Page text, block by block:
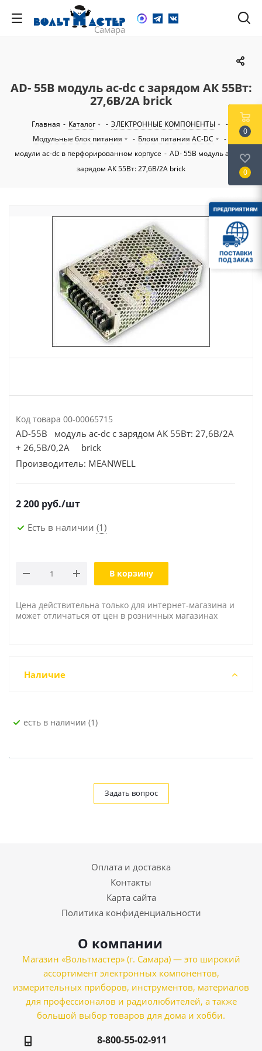
AD- 55B модуль ac-dc с зарядом АК 55Вт:
27,6В/2А brick
Главная - Каталог - ЭЛЕКТРОННЫЕ КОМПОНЕНТЫ
-
Модульные блок питания
- Блоки питания AC-DC
-
модули ac-dc в перфорированном корпусе - AD- 55B модуль ac-dc с
зарядом АК 55Вт: 27,6В/2А brick
Код товара 00-00065715
AD-55B модуль ac-dc с зарядом АК 55Вт: 27,6В/2А
+ 26,5В/0,2А brick
Производитель: MEANWELL
2 200 руб./шт
Есть в наличии (1)
В корзину
Цена действительна только для интернет-магазина и
может отличаться от цен в розничных магазинах
Наличие
Есть в наличии (1)
Задать вопрос
Оплата и доставка
Контакты
Карта сайта
Политика конфиденциальности
О компании
Магазин «Вольтмастер» (г. Самара) — это широкий
ассортимент электронных компонентов,
измерительных приборов, инструментов, материалов
для профессионалов и радиолюбителей, а также
большой выбор товаров для дома и хобби.
8-800-55-02-911
0
0